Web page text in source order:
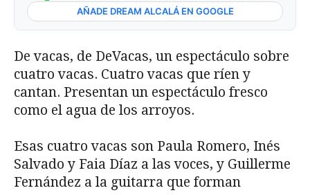
AÑADE DREAM ALCALÁ EN GOOGLE
De vacas, de DeVacas, un espectáculo sobre
cuatro vacas. Cuatro vacas que ríen y
cantan. Presentan un espectáculo fresco
como el agua de los arroyos.
Esas cuatro vacas son Paula Romero, Inés
Salvado y Faia Díaz a las voces, y Guillerme
Fernández a la guitarra que forman